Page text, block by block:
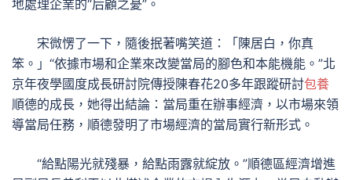
地處理企業的“后顧之憂”。
宋微愣了一下，隨後抿著嘴笑道：「陳居白，你真
笨。」“依據市場和企業來改變當局的腳色和本能機能。”北
京年夜學國度成長研討院傳授陳春花20多年跟蹤研討包養
順德的成長，她得出結論：當局重在辦事經濟，以市場來領
導當局任務，順德發明了市場經濟的當局實行新形式。
“給點陽光就殘暴，給點雨露就綻放。”順德區經濟增進